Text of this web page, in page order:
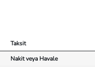
Taksit
Nakit veya Havale